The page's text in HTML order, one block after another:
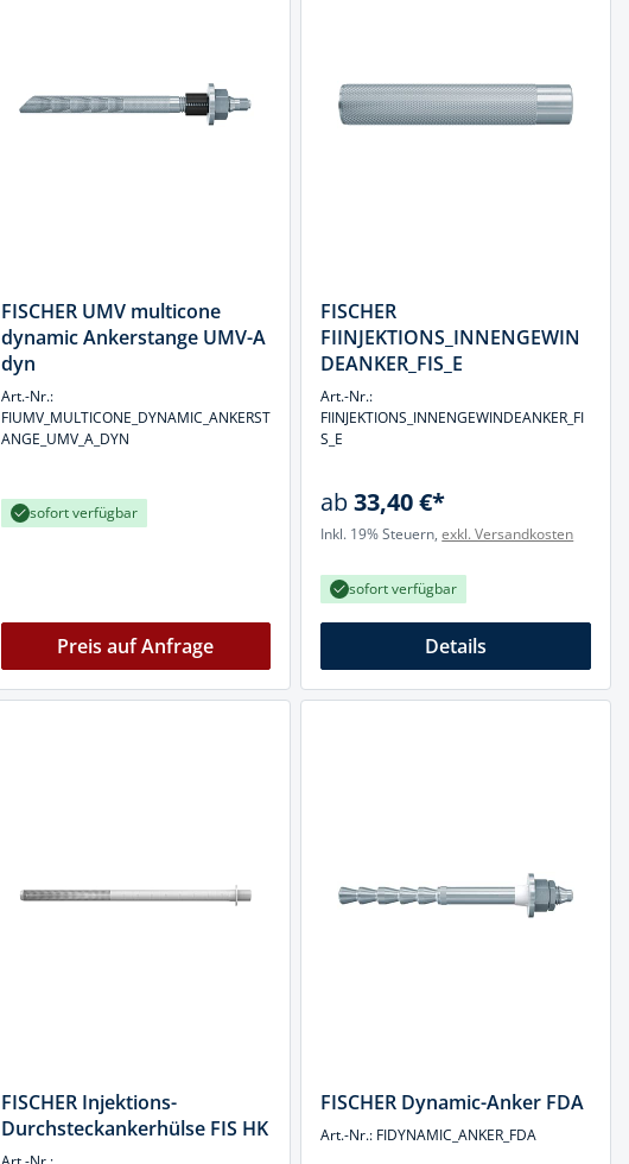
FISCHER UMV multicone
dynamic Ankerstange UMV-A
dyn
Art.-Nr.:
FIUMV_MULTICONE_DYNAMIC_ANKERST
ANGE_UMV_A_DYN
sofort verfügbar
Preis auf Anfrage
FISCHER
FIINJEKTIONS_INNENGEWIN
DEANKER_FIS_E
Art.-Nr.:
FIINJEKTIONS_INNENGEWINDEANKER_FI
S_E
ab33,40 €*
Inkl. 19% Steuern,exkl. Versandkosten
sofort verfügbar
Details
FISCHER Injektions-
Durchsteckankerhülse FIS HK
FISCHER Dynamic-Anker FDA
Art.-Nr.: FIDYNAMIC_ANKER_FDA